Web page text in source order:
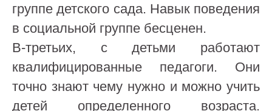
группе детского сада. Навык поведения
в социальной группе бесценен.
В-третьих, с детьми работают
квалифицированные педагоги. Они
точно знают чему нужно и можно учить
детей определенного возраста.